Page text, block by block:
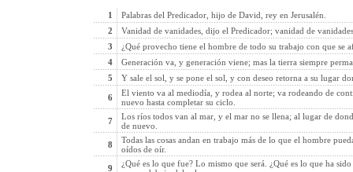
1
Palabras del Predicador, hijo de David, rey en Jerusalén.
2
Vanidad de vanidades, dijo el Predicador; vanidad de
3
¿Qué provecho tiene el hombre de todo su trabajo con que se
4
Generación va, y generación viene; mas la tierra siempre
5
Y sale el sol, y se pone el sol, y con deseo retorna a su lugar
6
El viento va al mediodía, y rodea al norte; va rodeando de
nuevo hasta completar su ciclo.
7
Los ríos todos van al mar, y el mar no se llena; al lugar de
de nuevo.
8
Todas las cosas andan en trabajo más de lo que el hombre
oídos de oír.
9
¿Qué es lo que fue? Lo mismo que será. ¿Qué es lo que ha